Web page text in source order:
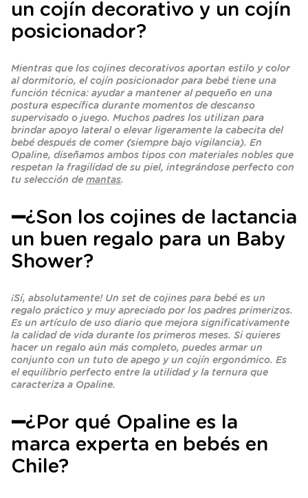
un cojín decorativo y un cojín
posicionador?
Mientras que los cojines decorativos aportan estilo y color
al dormitorio, el cojín posicionador para bebé tiene una
función técnica: ayudar a mantener al pequeño en una
postura específica durante momentos de descanso
supervisado o juego. Muchos padres los utilizan para
brindar apoyo lateral o elevar ligeramente la cabecita del
bebé después de comer (siempre bajo vigilancia). En
Opaline, diseñamos ambos tipos con materiales nobles que
respetan la fragilidad de su piel, integrándose perfecto con
tu selección de mantas.
➖¿Son los cojines de lactancia
un buen regalo para un Baby
Shower?
¡Sí, absolutamente! Un set de cojines para bebé es un
regalo práctico y muy apreciado por los padres primerizos.
Es un artículo de uso diario que mejora significativamente
la calidad de vida durante los primeros meses. Si quieres
hacer un regalo aún más completo, puedes armar un
conjunto con un tuto de apego y un cojín ergonómico. Es
el equilibrio perfecto entre la utilidad y la ternura que
caracteriza a Opaline.
➖¿Por qué Opaline es la
marca experta en bebés en
Chile?